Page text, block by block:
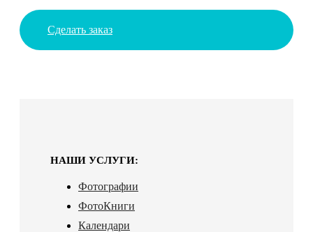
Сделать заказ
НАШИ УСЛУГИ:
Фотографии
ФотоКниги
Календари